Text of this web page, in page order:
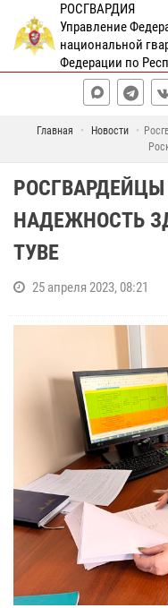
РОСГВАРДИЯ
Управление
национальной
Федерации по
Главная Новости
НАДЕЖНОСТЬ
ТУВЕ
25 апреля 2023, 08:21